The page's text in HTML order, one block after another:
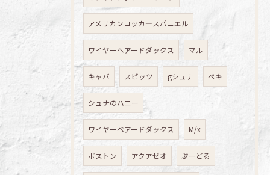
アメリカンコッカ―スパニエル
ワイヤーへアードダックス マル
キャバ スピッツ gシュナ ペキ
シュナのハニー
ワイヤーベアードダックス M/x
ボストン アクアゼオ ぷーどる